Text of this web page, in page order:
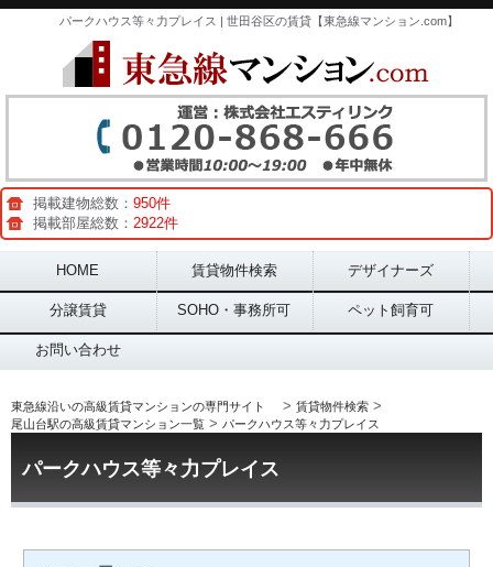
パークハウス等々力プレイス | 世田谷区の賃貸【東急線マンション.com】
掲載建物総数： 950件
掲載部屋総数： 2922件
Main menu
HOME 賃貸物件検索 デザイナーズ
分譲賃貸 SOHO・事務所可 ペット飼育可
お問い合わせ
東急線沿いの高級賃貸マンションの専門サイト > 賃貸物件検索 >
尾山台駅の高級賃貸マンション一覧 > パークハウス等々力プレイス
パークハウス等々力プレイス